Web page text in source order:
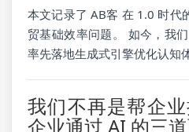
本文记录了 AB客 在 1.0 时代
贸基础效率问题。 如今，我
率先落地生成式引擎优化认知体
我们不再是帮企
企业通过 AI 的三道